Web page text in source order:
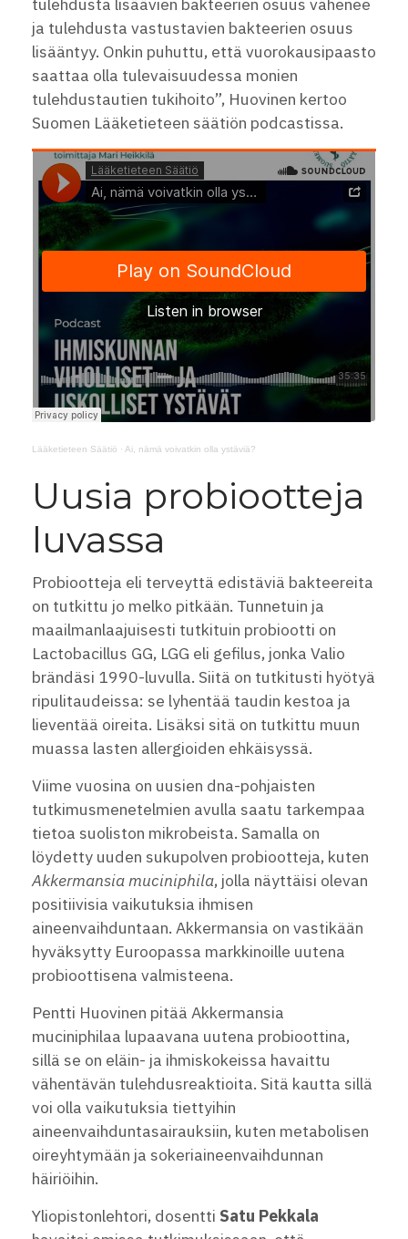
tulehdusta lisäävien bakteerien osuus vähenee
ja tulehdusta vastustavien bakteerien osuus
lisääntyy. Onkin puhuttu, että vuorokausipaasto
saattaa olla tulevaisuudessa monien
tulehdustautien tukihoito”, Huovinen kertoo
Suomen Lääketieteen säätiön podcastissa.
Lääketieteen Säätiö · Ai, nämä voivatkin olla ystäviä?
Uusia probiootteja
luvassa
Probiootteja eli terveyttä edistäviä bakteereita
on tutkittu jo melko pitkään. Tunnetuin ja
maailmanlaajuisesti tutkituin probiootti on
Lactobacillus GG, LGG eli gefilus, jonka Valio
brändäsi 1990-luvulla. Siitä on tutkitusti hyötyä
ripulitaudeissa: se lyhentää taudin kestoa ja
lieventää oireita. Lisäksi sitä on tutkittu muun
muassa lasten allergioiden ehkäisyssä.
Viime vuosina on uusien dna-pohjaisten
tutkimusmenetelmien avulla saatu tarkempaa
tietoa suoliston mikrobeista. Samalla on
löydetty uuden sukupolven probiootteja, kuten
Akkermansia muciniphila, jolla näyttäisi olevan
positiivisia vaikutuksia ihmisen
aineenvaihduntaan. Akkermansia on vastikään
hyväksytty Euroopassa markkinoille uutena
probioottisena valmisteena.
Pentti Huovinen pitää Akkermansia
muciniphilaa lupaavana uutena probioottina,
sillä se on eläin- ja ihmiskokeissa havaittu
vähentävän tulehdusreaktioita. Sitä kautta sillä
voi olla vaikutuksia tiettyihin
aineenvaihduntasairauksiin, kuten metabolisen
oireyhtymään ja sokeriaineenvaihdunnan
häiriöihin.
Yliopistonlehtori, dosentti Satu Pekkala